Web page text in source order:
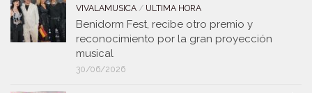
VIVALAMUSICA / ULTIMA HORA
Benidorm Fest, recibe otro premio y
reconocimiento por la gran proyección
musical
30/06/2026